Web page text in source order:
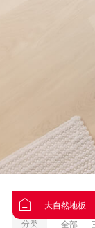
大自然地板
分类
全部